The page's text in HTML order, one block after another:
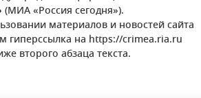
(МИА «Россия сегодня»).
материалов и новостей сайта
гиперссылка на https://crimea.ria.ru
второго абзаца текста.